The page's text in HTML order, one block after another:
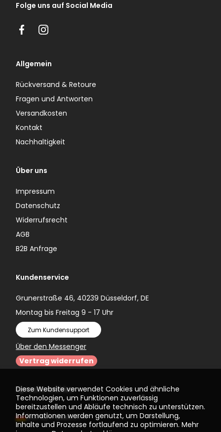
Diese Website verwendet Cookies und ähnliche
Technologien, um Funktionen zuverlässig
bereitzustellen und Abläufe technisch zu unterstützen.
Informationen werden genutzt, um Darstellung,
Inhalte und Prozesse fortlaufend zu optimieren. Mehr
Folge uns auf Social Media
FacebookInstagram
Allgemein
Rückversand & Retoure
Fragen und Antworten
Versandkosten
Kontakt
Nachhaltigkeit
Über uns
Impressum
Datenschutz
Widerrufsrecht
AGB
B2B Anfrage
Kundenservice
Grunerstraße 46, 40239 Düsseldorf, DE
Montag bis Freitag 9 - 17 Uhr
Zum Kundensupport
Über den Messenger
Vertrag widerrufen
Sprache wählen
(EUR €) Deutsch